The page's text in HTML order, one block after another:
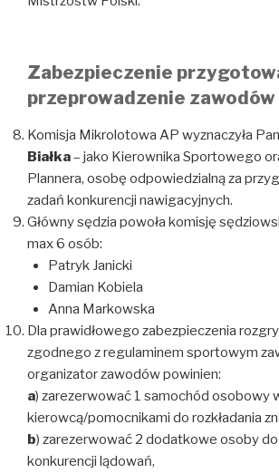
Zabezpieczenie
przeprowadzenie zawodów
Komisja Mikrolotowa AP wyznaczyła
Białka– jako Kierownika Sportowego
Plannera, osobę odpowiedzialną za
zadań konkurencji nawigacyjnych.
Główny sędzia powoła komisję
max 6 osób:
Patryk Janicki
Damian Kobiela
Anna Markowska
Dla prawidłowego zabezpieczenia
zgodnego z regulaminem sportowym
organizator zawodów powinien:
a) zarezerwować 1 samochód osobowy
kierowcą/pomocnikami do rozkładania
b) zarezerwować 2 dodatkowe osoby
konkurencji lądowań,